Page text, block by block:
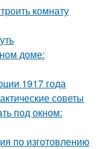
комнату
доме:
1917 года
советы
под окном:
по изготовлению